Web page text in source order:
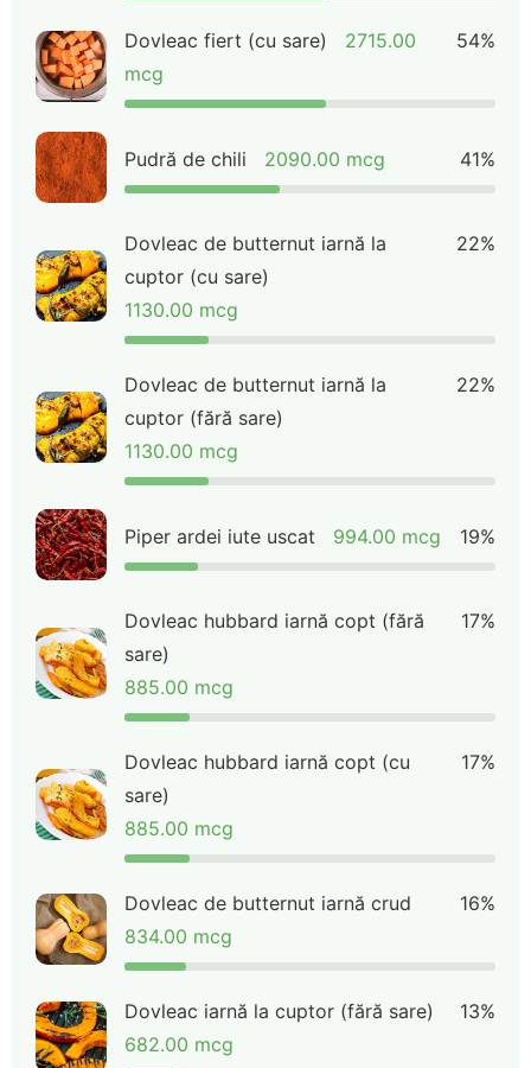
Dovleac fiert (cu sare)
2715.00
mcg
54%
Pudră de chili 2090.00 mcg 41%
Dovleac de butternut iarnă la
cuptor (cu sare)
1130.00 mcg
22%
Dovleac de butternut iarnă la
cuptor (fără sare)
1130.00 mcg
22%
Piper ardei iute uscat 994.00 mcg 19%
Dovleac hubbard iarnă copt (fără
sare)
885.00 mcg
17%
Dovleac hubbard iarnă copt (cu
sare)
885.00 mcg
17%
Dovleac de butternut iarnă crud
834.00 mcg
16%
Dovleac iarnă la cuptor (fără sare)
682.00 mcg
13%